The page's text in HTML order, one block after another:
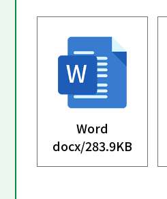
Word
docx/283.9KB